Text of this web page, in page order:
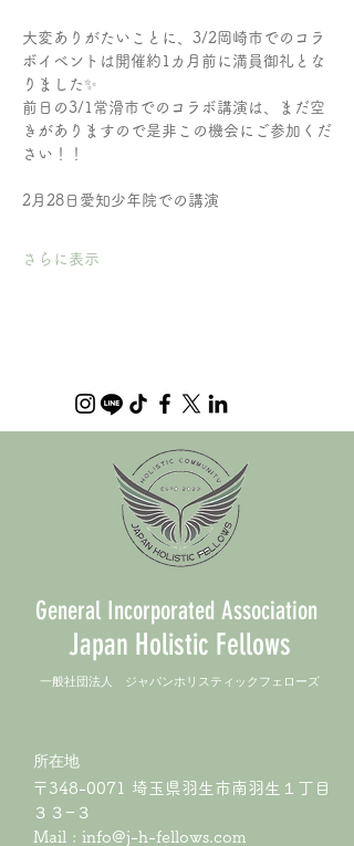
大変ありがたいことに、3/2岡崎市でのコラ
ボイベントは開催約1カ月前に満員御礼とな
りました✨
前日の3/1常滑市でのコラボ講演は、まだ空
きがありますので是非この機会にご参加くだ
さい！！
2月28日愛知少年院での講演
さらに表示
General Incorporated Association
Japan Holistic Fellows
​一般社団法人 ジャパンホリスティックフェローズ
所在地
〒348-0071 埼玉県羽生市南羽生１丁目
３３−３
Mail : info@j-h-fellows.com